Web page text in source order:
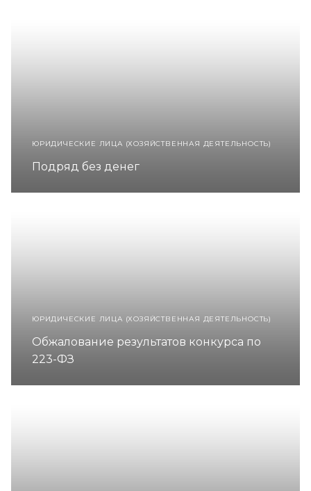
ЮРИДИЧЕСКИЕ ЛИЦА (ХОЗЯЙСТВЕННАЯ ДЕЯТЕЛЬНОСТЬ)
Подряд без денег
ЮРИДИЧЕСКИЕ ЛИЦА (ХОЗЯЙСТВЕННАЯ ДЕЯТЕЛЬНОСТЬ)
Обжалование результатов конкурса по
223-ФЗ